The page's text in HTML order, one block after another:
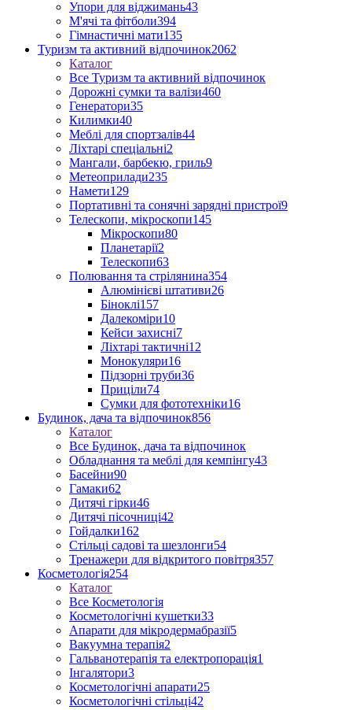
Упори для віджимань43
М'ячі та фітболи394
Гімнастичні мати135
Туризм та активний відпочинок2062
Каталог
Все Туризм та активний відпочинок
Дорожні сумки та валізи460
Генератори35
Килимки40
Меблі для спортзалів44
Ліхтарі спеціальні2
Мангали, барбекю, гриль9
Метеоприлади235
Намети129
Портативні та сонячні зарядні пристрої9
Телескопи, мікроскопи145
Мікроскопи80
Планетарії2
Телескопи63
Полювання та стрілянина354
Алюмінієві штативи26
Біноклі157
Далекоміри10
Кейси захисні7
Ліхтарі тактичні12
Монокуляри16
Підзорні труби36
Приціли74
Сумки для фототехніки16
Будинок, дача та відпочинок856
Каталог
Все Будинок, дача та відпочинок
Обладнання та меблі для кемпінгу43
Басейни90
Гамаки62
Дитячі гірки46
Дитячі пісочниці42
Гойдалки162
Стільці садові та шезлонги54
Тренажери для відкритого повітря357
Косметологія254
Каталог
Все Косметологія
Косметологічні кушетки33
Апарати для мікродермабразії5
Вакуумна терапія2
Гальванотерапія та електропорація1
Інгалятори3
Косметологічні апарати25
Косметологічні стільці42